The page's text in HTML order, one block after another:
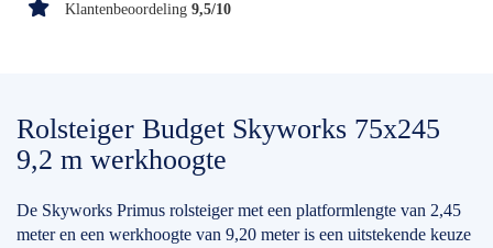
Klantenbeoordeling 9,5/10
Rolsteiger Budget Skyworks 75x245
9,2 m werkhoogte
De Skyworks Primus rolsteiger met een platformlengte van 2,45
meter en een werkhoogte van 9,20 meter is een uitstekende keuze